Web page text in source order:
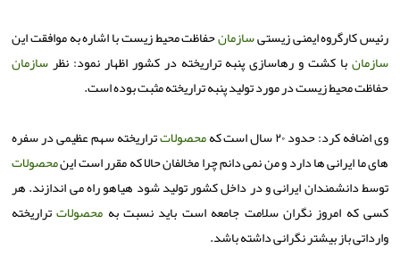
رئیس كارگروه ایمنی زیستیسازمانحفاظت محیط زیست با اشاره به موافقت این
سازمانبا كشت و رهاسازی پنبه تراریخته در كشور اظهار نمود: نظرسازمان
حفاظت محیط زیست در مورد تولید پنبه تراریخته مثبت بوده است.
وی اضافه كرد: حدود ۲۰ سال است كه
محصولاتتراریخته سهم عظیمی در سفره
های ما ایرانی ها دارد و من نمی دانم چرا مخالفان حالا كه مقرر است اینمحصولات
توسط دانشمندان ایرانی و در داخل كشور تولید شود هیاهو راه می اندازند. هر
كسی كه امروز نگران سلامت جامعه است باید نسبت بهمحصولاتتراریخته
وارداتی باز بیشتر نگرانی داشته باشد.